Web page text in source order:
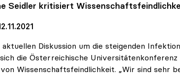
Seidler kritisiert
aktuellen Diskussion um die steigenden
die Österreichische
Wissenschaftsfeindlichkeit. „Wir sind sehr